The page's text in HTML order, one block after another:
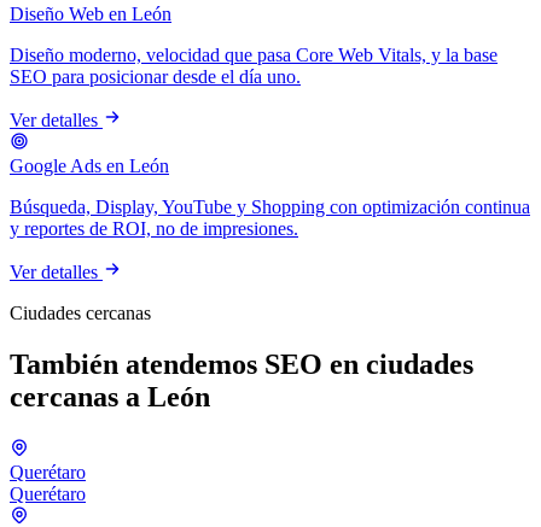
Diseño Web en León
Diseño moderno, velocidad que pasa Core Web Vitals, y la base
SEO para posicionar desde el día uno.
Ver detalles
Google Ads en León
Búsqueda, Display, YouTube y Shopping con optimización continua
y reportes de ROI, no de impresiones.
Ver detalles
Ciudades cercanas
También atendemos SEO en ciudades
cercanas a León
Querétaro
Querétaro